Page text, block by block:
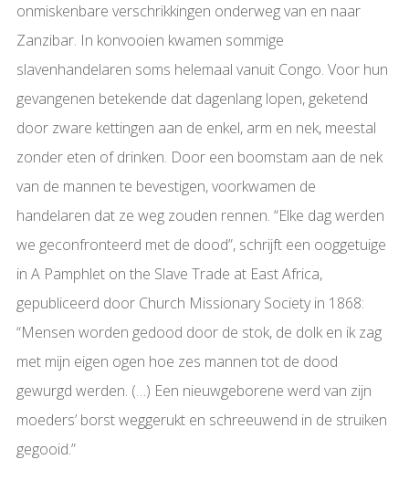
onmiskenbare verschrikkingen onderweg van en naar
Zanzibar. In konvooien kwamen sommige
slavenhandelaren soms helemaal vanuit Congo. Voor hun
gevangenen betekende dat dagenlang lopen, geketend
door zware kettingen aan de enkel, arm en nek, meestal
zonder eten of drinken. Door een boomstam aan de nek
van de mannen te bevestigen, voorkwamen de
handelaren dat ze weg zouden rennen. “Elke dag werden
we geconfronteerd met de dood”, schrijft een ooggetuige
in A Pamphlet on the Slave Trade at East Africa,
gepubliceerd door Church Missionary Society in 1868:
“Mensen worden gedood door de stok, de dolk en ik zag
met mijn eigen ogen hoe zes mannen tot de dood
gewurgd werden. (…) Een nieuwgeborene werd van zijn
moeders’ borst weggerukt en schreeuwend in de struiken
gegooid.”